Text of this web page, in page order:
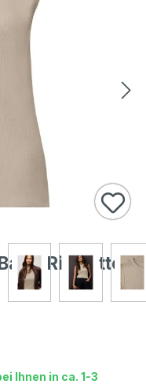
Rib cotton
Ihnen in ca. 1-3